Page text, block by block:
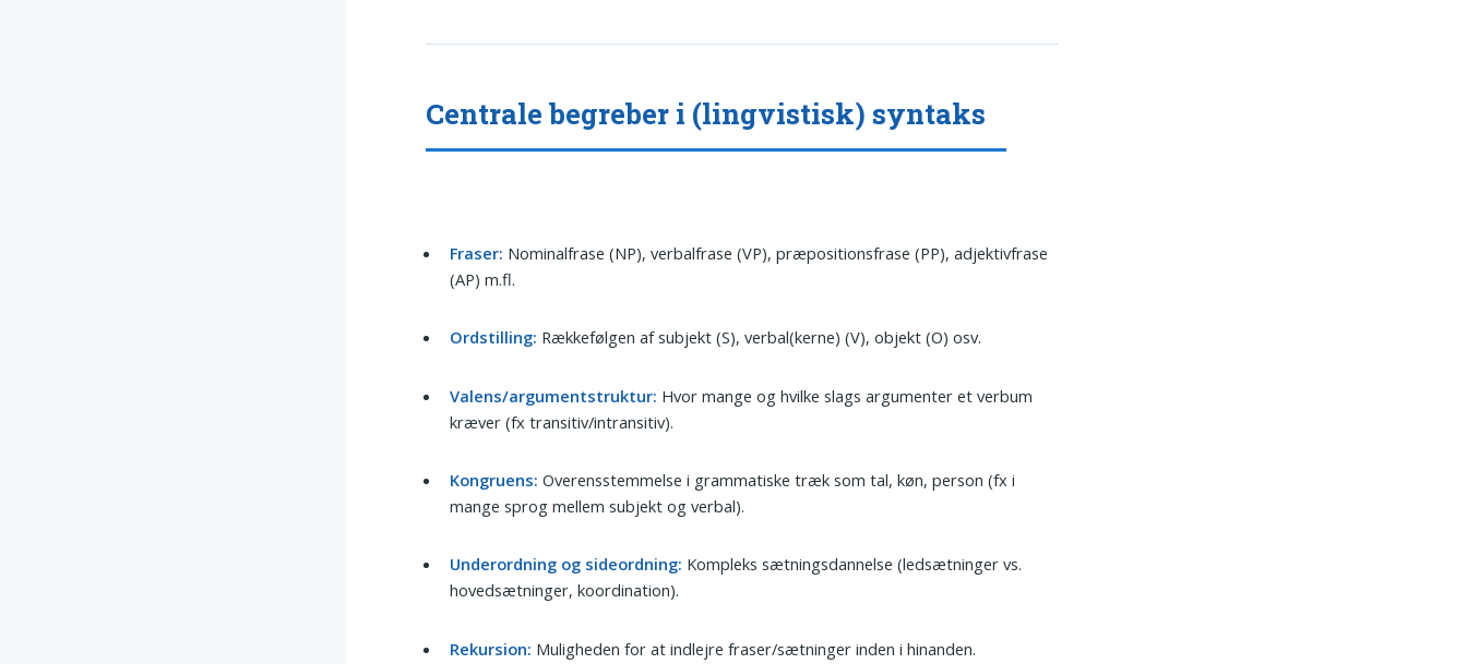
Centrale begreber i (lingvistisk) syntaks
Fraser: Nominalfrase (NP), verbalfrase (VP), præpositionsfrase (PP), adjektivfrase
(AP) m.fl.
Ordstilling: Rækkefølgen af subjekt (S), verbal(kerne) (V), objekt (O) osv.
Valens/argumentstruktur: Hvor mange og hvilke slags argumenter et verbum
kræver (fx transitiv/intransitiv).
Kongruens: Overensstemmelse i grammatiske træk som tal, køn, person (fx i
mange sprog mellem subjekt og verbal).
Underordning og sideordning: Kompleks sætningsdannelse (ledsætninger vs.
hovedsætninger, koordination).
Rekursion: Muligheden for at indlejre fraser/sætninger inden i hinanden.